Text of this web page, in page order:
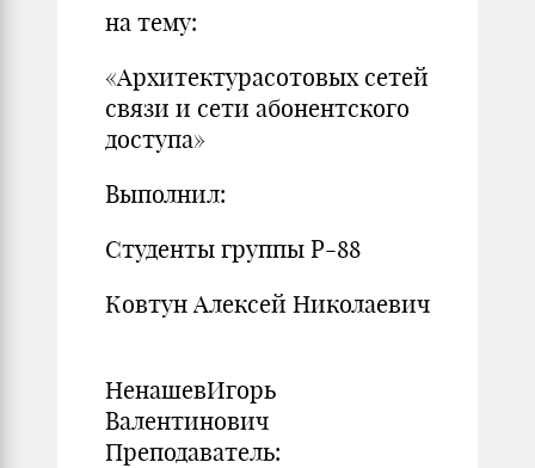
на тему:
«Архитектурасотовых сетей
связи и сети абонентского
доступа»
Выполнил:
Студенты группы Р-88
Ковтун Алексей Николаевич
НенашевИгорь
Валентинович
Преподаватель: